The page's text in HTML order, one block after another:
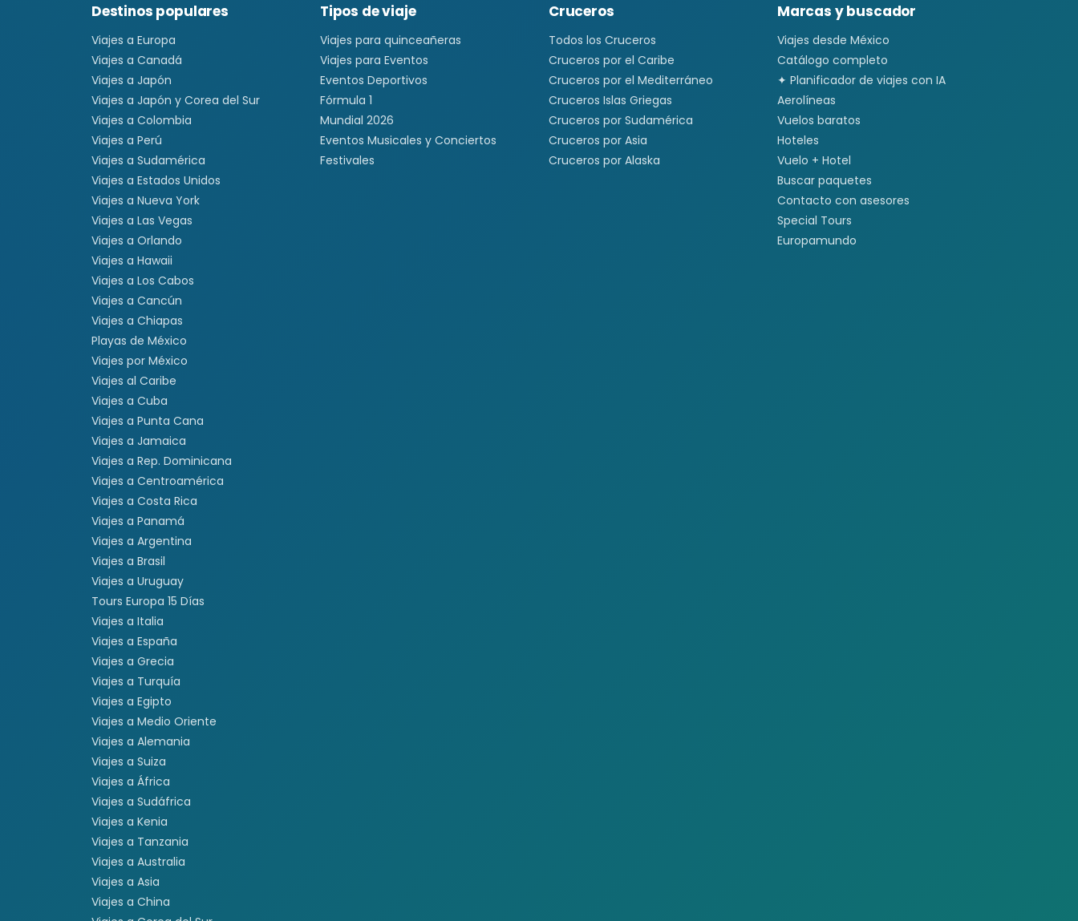
Destinos populares
Viajes a Europa
Viajes a Canadá
Viajes a Japón
Viajes a Japón y Corea del Sur
Viajes a Colombia
Viajes a Perú
Viajes a Sudamérica
Viajes a Estados Unidos
Viajes a Nueva York
Viajes a Las Vegas
Viajes a Orlando
Viajes a Hawaii
Viajes a Los Cabos
Viajes a Cancún
Viajes a Chiapas
Playas de México
Viajes por México
Viajes al Caribe
Viajes a Cuba
Viajes a Punta Cana
Viajes a Jamaica
Viajes a Rep. Dominicana
Viajes a Centroamérica
Viajes a Costa Rica
Viajes a Panamá
Viajes a Argentina
Viajes a Brasil
Viajes a Uruguay
Tours Europa 15 Días
Viajes a Italia
Viajes a España
Viajes a Grecia
Viajes a Turquía
Viajes a Egipto
Viajes a Medio Oriente
Viajes a Alemania
Viajes a Suiza
Viajes a África
Viajes a Sudáfrica
Viajes a Kenia
Viajes a Tanzania
Viajes a Australia
Viajes a Asia
Viajes a China
Tipos de viaje
Viajes para quinceañeras
Viajes para Eventos
Eventos Deportivos
Fórmula 1
Mundial 2026
Eventos Musicales y Conciertos
Festivales
Cruceros
Todos los Cruceros
Cruceros por el Caribe
Cruceros por el Mediterráneo
Cruceros Islas Griegas
Cruceros por Sudamérica
Cruceros por Asia
Cruceros por Alaska
Marcas y buscador
Viajes desde México
Catálogo completo
✦ Planificador de viajes con IA
Aerolíneas
Vuelos baratos
Hoteles
Vuelo + Hotel
Buscar paquetes
Contacto con asesores
Special Tours
Europamundo